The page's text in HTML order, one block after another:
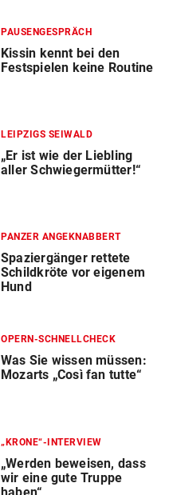
PAUSENGESPRÄCH
Kissin kennt bei den
Festspielen keine Routine
LEIPZIGS SEIWALD
„Er ist wie der Liebling
aller Schwiegermütter!“
PANZER ANGEKNABBERT
Spaziergänger rettete
Schildkröte vor eigenem
Hund
OPERN-SCHNELLCHECK
Was Sie wissen müssen:
Mozarts „Così fan tutte“
„KRONE“-INTERVIEW
„Werden beweisen, dass
wir eine gute Truppe
haben“